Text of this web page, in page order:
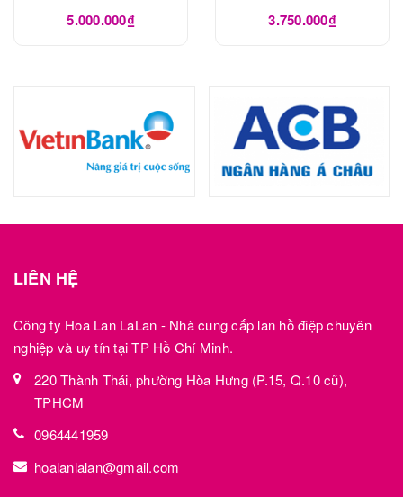
5.000.000₫
LHD1125
3.750.000₫
LIÊN HỆ
Công ty Hoa Lan LaLan - Nhà cung cấp lan hồ điệp chuyên
nghiệp và uy tín tại TP Hồ Chí Minh.
220 Thành Thái, phường Hòa Hưng (P.15, Q.10 cũ),
TPHCM
0964441959
hoalanlalan@gmail.com